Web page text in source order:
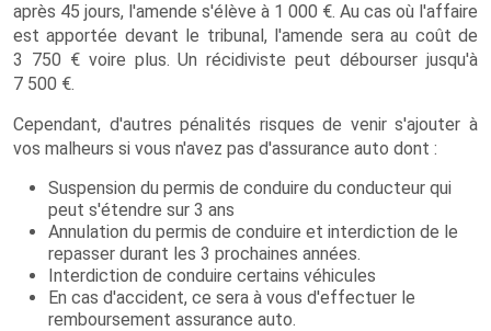
après 45 jours, l'amende s'élève à 1 000 €. Au cas où l'affaire
est apportée devant le tribunal, l'amende sera au coût de
3 750 € voire plus. Un récidiviste peut débourser jusqu'à
7 500 €.
Cependant, d'autres pénalités risques de venir s'ajouter à
vos malheurs si vous n'avez pas d'assurance auto dont :
Suspension du permis de conduire du conducteur qui
peut s'étendre sur 3 ans
Annulation du permis de conduire et interdiction de le
repasser durant les 3 prochaines années.
Interdiction de conduire certains véhicules
En cas d'accident, ce sera à vous d'effectuer le
remboursement assurance auto.